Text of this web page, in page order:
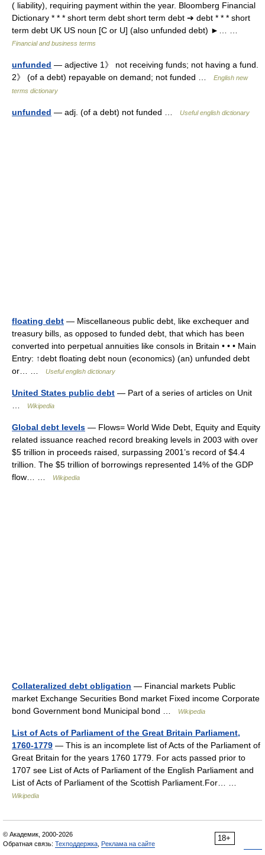
( liability), requiring payment within the year. Bloomberg Financial
Dictionary * * * short term debt short term debt ➔ debt * * * short
term debt UK US noun [C or U] (also unfunded debt) ►… …
Financial and business terms
unfunded — adjective 1》 not receiving funds; not having a fund.
2》 (of a debt) repayable on demand; not funded …
English new
terms dictionary
unfunded — adj. (of a debt) not funded … Useful english dictionary
floating debt — Miscellaneous public debt, like exchequer and
treasury bills, as opposed to funded debt, that which has been
converted into perpetual annuities like consols in Britain • • • Main
Entry: ↑debt floating debt noun (economics) (an) unfunded debt
or… …
Useful english dictionary
United States public debt — Part of a series of articles on Unit
Wikipedia
Global debt levels — Flows= World Wide Debt, Equity and Equity
related issuance reached record breaking levels in 2003 with over
$5 trillion in proceeds raised, surpassing 2001’s record of $4.4
trillion. The $5 trillion of borrowings represented 14% of the GDP
flow… …
Wikipedia
Collateralized debt obligation — Financial markets Public
market Exchange Securities Bond market Fixed income Corporate
bond Government bond Municipal bond …
Wikipedia
List of Acts of Parliament of the Great Britain Parliament,
1760-1779 — This is an incomplete list of Acts of the Parliament of
Great Britain for the years 1760 1779. For acts passed prior to
1707 see List of Acts of Parliament of the English Parliament and
List of Acts of Parliament of the Scottish Parliament.For… …
Wikipedia
18+
© Академик, 2000-2026
Обратная связь: Техподдержка Реклама на сайте